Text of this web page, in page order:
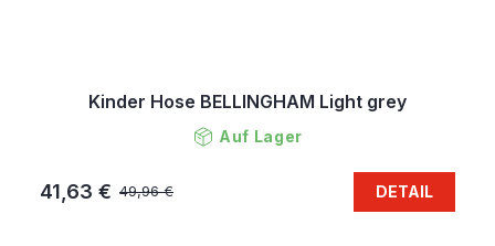
Kinder Hose BELLINGHAM Light grey
Auf Lager
49,96 €
41,63 € DETAIL